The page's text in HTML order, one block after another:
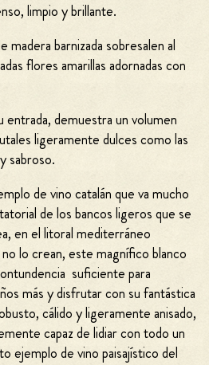
limpio y brillante.
madera barnizada sobresalen al
flores amarillas adornadas con
demuestra un volumen
ligeramente dulces como las
sabroso.
de vino catalán que va mucho
de los bancos ligeros que se
en el litoral mediterráneo
lo crean, este magnífico blanco
suficiente para
más y disfrutar con su fantástica
cálido y ligeramente anisado,
capaz de lidiar con todo un
ejemplo de vino paisajístico del